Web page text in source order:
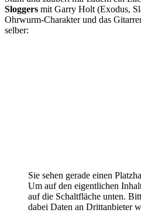
Sloggers mit Garry Holt (Exodus,
Ohrwurm-Charakter und das
selber:
Sie sehen gerade einen
Um auf den eigentlichen
auf die Schaltfläche unten.
dabei Daten an Drittanbieter